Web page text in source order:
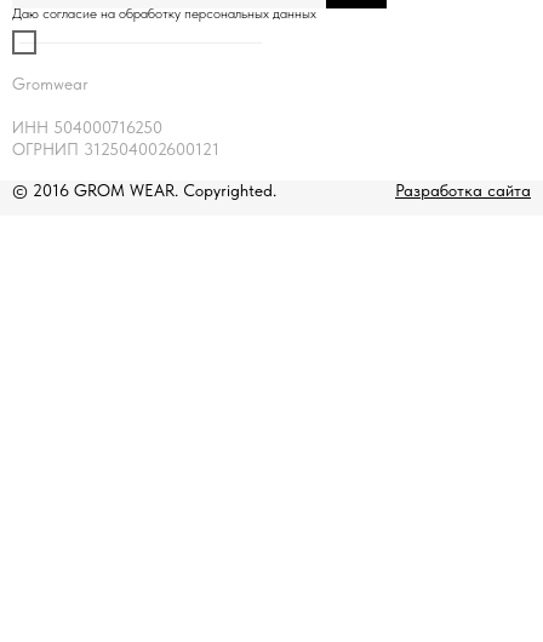
Gromwear
ИНН 504000716250
ОГРНИП 312504002600121
© 2016 GROM WEAR. Copyrighted. Разработка сайта
Даю согласие на обработку персональных данных